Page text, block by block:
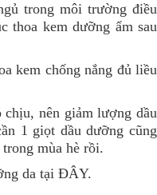
trong môi trường điều
thoa kem dưỡng ẩm sau
kem chống nắng đủ liều
chịu, nên giảm lượng dầu
1 giọt dầu dưỡng cũng
mùa hè rồi.
da tại ĐÂY.